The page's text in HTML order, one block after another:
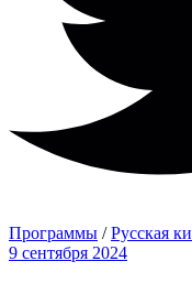
Программы /Русская
9 сентября 2024